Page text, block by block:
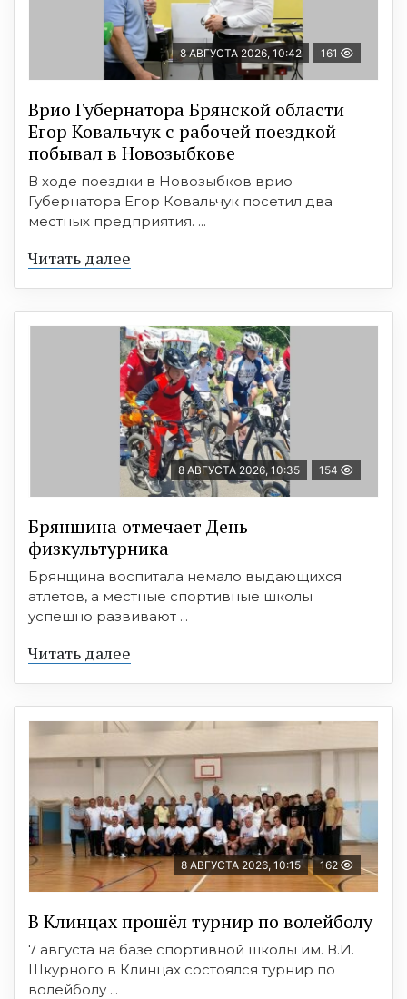
8 АВГУСТА 2026, 10:42 161
Врио Губернатора Брянской области
Егор Ковальчук с рабочей поездкой
побывал в Новозыбкове
В ходе поездки в Новозыбков врио
Губернатора Егор Ковальчук посетил два
местных предприятия. ...
Читать далее
8 АВГУСТА 2026, 10:35 154
Брянщина отмечает День
физкультурника
Брянщина воспитала немало выдающихся
атлетов, а местные спортивные школы
успешно развивают ...
Читать далее
8 АВГУСТА 2026, 10:15 162
В Клинцах прошёл турнир по волейболу
7 августа на базе спортивной школы им. В.И.
Шкурного в Клинцах состоялся турнир по
волейболу ...